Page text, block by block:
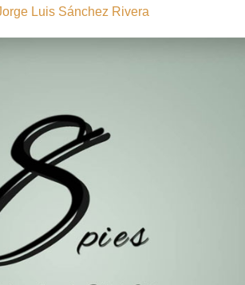
Luis Sánchez Rivera